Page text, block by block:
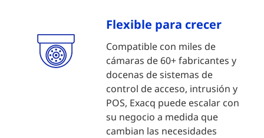
Flexible para crecer
Compatible con miles de
cámaras de 60+ fabricantes y
docenas de sistemas de
control de acceso, intrusión y
POS, Exacq puede escalar con
su negocio a medida que
cambian las necesidades